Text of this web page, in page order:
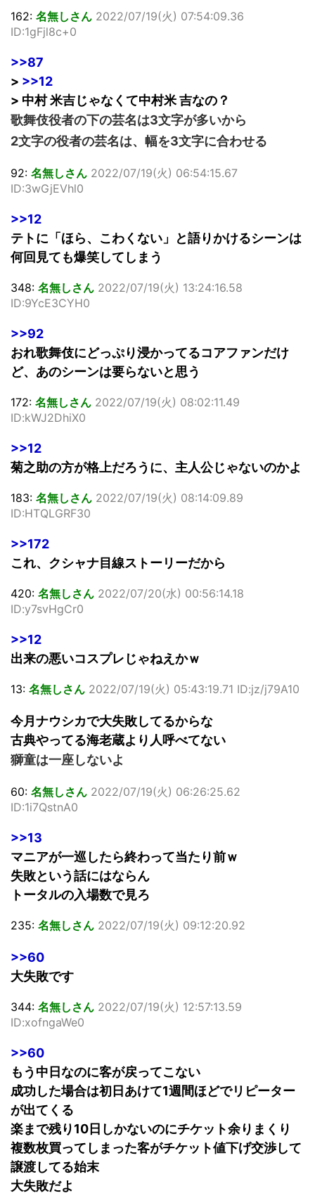
162: 名無しさん 2022/07/19(火) 07:54:09.36
ID:1gFjl8c+0
>>87
> >>12
> 中村 米吉じゃなくて中村米 吉なの？
歌舞伎役者の下の芸名は3文字が多いから
2文字の役者の芸名は、幅を3文字に合わせる
92: 名無しさん 2022/07/19(火) 06:54:15.67
ID:3wGjEVhl0
>>12
テトに「ほら、こわくない」と語りかけるシーンは
何回見ても爆笑してしまう
348: 名無しさん 2022/07/19(火) 13:24:16.58
ID:9YcE3CYH0
>>92
おれ歌舞伎にどっぷり浸かってるコアファンだけ
ど、あのシーンは要らないと思う
172: 名無しさん 2022/07/19(火) 08:02:11.49
ID:kWJ2DhiX0
>>12
菊之助の方が格上だろうに、主人公じゃないのかよ
183: 名無しさん 2022/07/19(火) 08:14:09.89
ID:HTQLGRF30
>>172
これ、クシャナ目線ストーリーだから
420: 名無しさん 2022/07/20(水) 00:56:14.18
ID:y7svHgCr0
>>12
出来の悪いコスプレじゃねえかｗ
13: 名無しさん 2022/07/19(火) 05:43:19.71 ID:jz/j79A10
今月ナウシカで大失敗してるからな
古典やってる海老蔵より人呼べてない
獅童は一座しないよ
60: 名無しさん 2022/07/19(火) 06:26:25.62
ID:1i7QstnA0
>>13
マニアが一巡したら終わって当たり前ｗ
失敗という話にはならん
トータルの入場数で見ろ
235: 名無しさん 2022/07/19(火) 09:12:20.92
>>60
大失敗です
344: 名無しさん 2022/07/19(火) 12:57:13.59
ID:xofngaWe0
>>60
もう中日なのに客が戻ってこない
成功した場合は初日あけて1週間ほどでリピーター
が出てくる
楽まで残り10日しかないのにチケット余りまくり
複数枚買ってしまった客がチケット値下げ交渉して
譲渡してる始末
大失敗だよ